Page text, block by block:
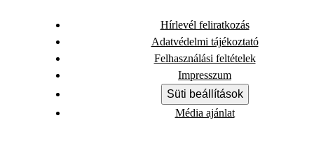
Hírlevél feliratkozás
Adatvédelmi tájékoztató
Felhasználási feltételek
Impresszum
Süti beállítások
Média ajánlat